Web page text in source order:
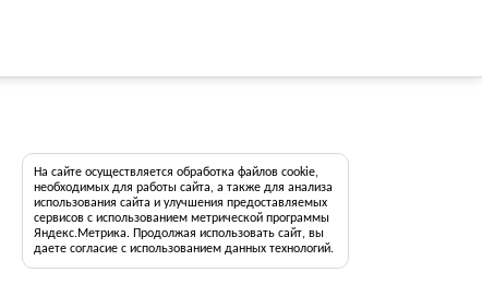
На сайте осуществляется обработка файлов cookie,
необходимых для работы сайта, а также для анализа
использования сайта и улучшения предоставляемых
сервисов с использованием метрической программы
Яндекс.Метрика. Продолжая использовать сайт, вы
даете согласие с использованием данных технологий.